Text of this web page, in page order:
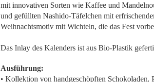
mit innovativen Sorten wie Kaffee und
und gefüllten Nashido-Täfelchen mit
Weihnachtsmotiv mit Wichteln, die das Fest
Das Inlay des Kalenders ist aus Bio-Plastik
Ausführung:
• Kollektion von handgeschöpften